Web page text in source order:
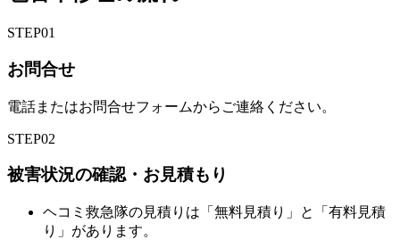
STEP01
お問合せ
電話またはお問合せフォームからご連絡ください。
STEP02
被害状況の確認・お見積もり
ヘコミ救急隊の見積りは「無料見積り」と「有料見積
り」があります。